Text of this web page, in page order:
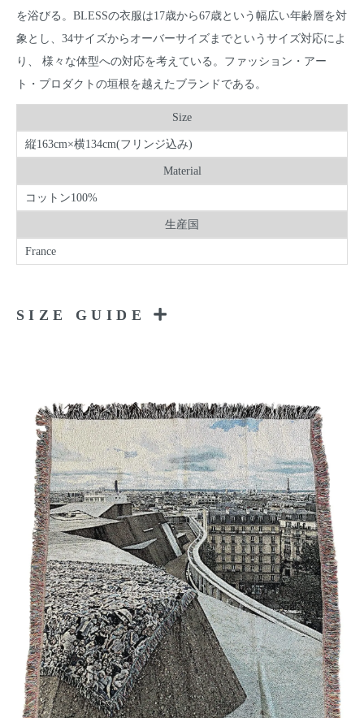
を浴びる。BLESSの衣服は17歳から67歳という幅広い年齢層を対
象とし、34サイズからオーバーサイズまでというサイズ対応によ
り、 様々な体型への対応を考えている。ファッション・アー
ト・プロダクトの垣根を越えたブランドである。
Size
縦163cm×横134cm(フリンジ込み)
Material
コットン100%
生産国
France
SIZE GUIDE